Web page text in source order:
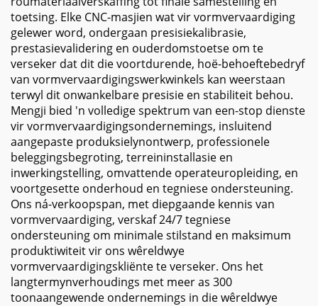
toetsing. Elke CNC-masjien wat vir vormvervaardiging
gelewer word, ondergaan presisiekalibrasie,
prestasievalidering en ouderdomstoetse om te
verseker dat dit die voortdurende, hoë-behoeftebedryf
van vormvervaardigingswerkwinkels kan weerstaan
terwyl dit onwankelbare presisie en stabiliteit behou.
Mengji bied 'n volledige spektrum van een-stop dienste
vir vormvervaardigingsondernemings, insluitend
aangepaste produksielynontwerp, professionele
beleggingsbegroting, terreininstallasie en
inwerkingstelling, omvattende operateuropleiding, en
voortgesette onderhoud en tegniese ondersteuning.
Ons ná-verkoopspan, met diepgaande kennis van
vormvervaardiging, verskaf 24/7 tegniese
ondersteuning om minimale stilstand en maksimum
produktiwiteit vir ons wêreldwye
vormvervaardigingskliënte te verseker. Ons het
langtermynverhoudings met meer as 300
toonaangewende ondernemings in die wêreldwye